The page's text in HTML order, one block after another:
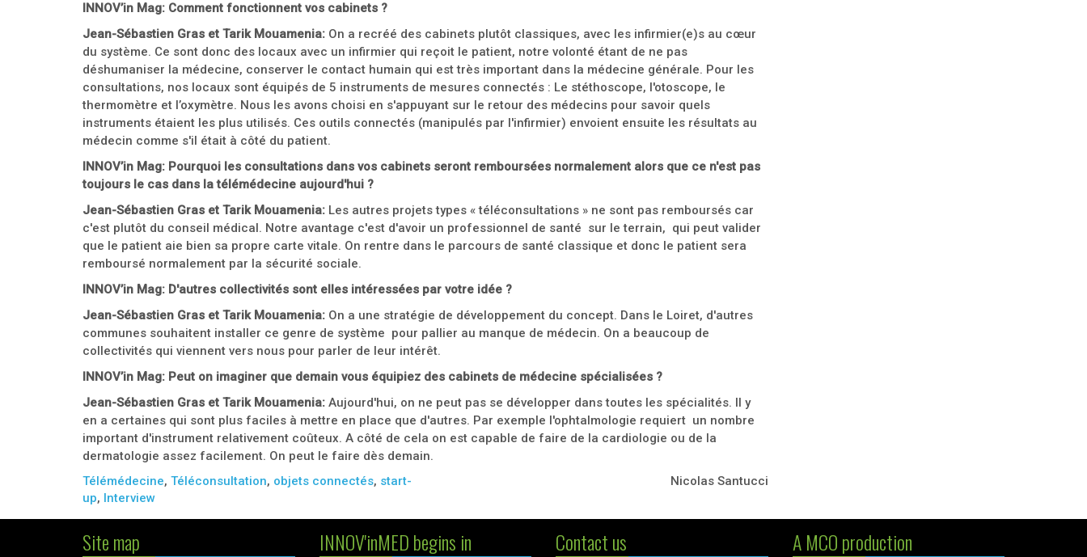
INNOV’in Mag: Comment fonctionnent vos cabinets ?
Jean-Sébastien Gras et Tarik Mouamenia: On a recréé des cabinets plutôt classiques, avec les infirmier(e)s au cœur
du système. Ce sont donc des locaux avec un infirmier qui reçoit le patient, notre volonté étant de ne pas
déshumaniser la médecine, conserver le contact humain qui est très important dans la médecine générale. Pour les
consultations, nos locaux sont équipés de 5 instruments de mesures connectés : Le stéthoscope, l'otoscope, le
thermomètre et l’oxymètre. Nous les avons choisi en s'appuyant sur le retour des médecins pour savoir quels
instruments étaient les plus utilisés. Ces outils connectés (manipulés par l'infirmier) envoient ensuite les résultats au
médecin comme s'il était à côté du patient.
INNOV’in Mag: Pourquoi les consultations dans vos cabinets seront remboursées normalement alors que ce n'est pas
toujours le cas dans la télémédecine aujourd'hui ?
Jean-Sébastien Gras et Tarik Mouamenia: Les autres projets types « téléconsultations » ne sont pas remboursés car
c'est plutôt du conseil médical. Notre avantage c'est d'avoir un professionnel de santé sur le terrain, qui peut valider
que le patient aie bien sa propre carte vitale. On rentre dans le parcours de santé classique et donc le patient sera
remboursé normalement par la sécurité sociale.
INNOV’in Mag: D'autres collectivités sont elles intéressées par votre idée ?
Jean-Sébastien Gras et Tarik Mouamenia: On a une stratégie de développement du concept. Dans le Loiret, d'autres
communes souhaitent installer ce genre de système pour pallier au manque de médecin. On a beaucoup de
collectivités qui viennent vers nous pour parler de leur intérêt.
INNOV’in Mag: Peut on imaginer que demain vous équipiez des cabinets de médecine spécialisées ?
Jean-Sébastien Gras et Tarik Mouamenia: Aujourd'hui, on ne peut pas se développer dans toutes les spécialités. Il y
en a certaines qui sont plus faciles à mettre en place que d'autres. Par exemple l'ophtalmologie requiert un nombre
important d'instrument relativement coûteux. A côté de cela on est capable de faire de la cardiologie ou de la
dermatologie assez facilement. On peut le faire dès demain.
Télémédecine, Téléconsultation, objets connectés, start-
up, Interview
Nicolas Santucci
Site map INNOV'inMED begins in Contact us A MCO production